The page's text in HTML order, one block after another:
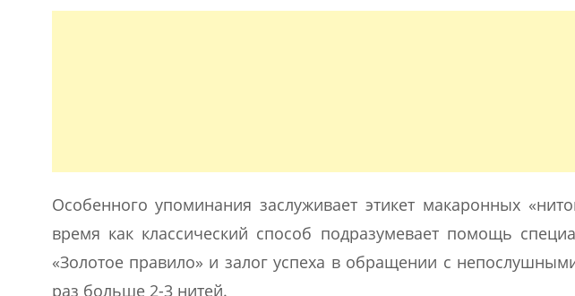
Особенного упоминания заслуживает этикет макаронных
время как классический способ подразумевает помощь
«Золотое правило» и залог успеха в обращении с
раз больше 2-3 нитей.